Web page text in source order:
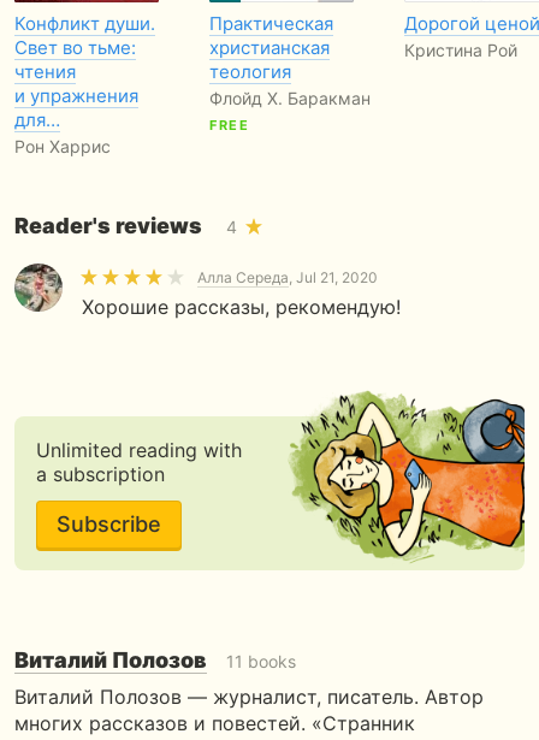
Конфликт души.
Свет во тьме:
чтения
и упражнения
для…
Рон Харрис
Практическая
христианская
теология
Флойд Х. Баракман
FREE
Дорогой ценой
Кристина Рой
Reader's reviews 4
Алла Середа, Jul 21, 2020
Хорошие рассказы, рекомендую!
Unlimited reading with
a subscription
Subscribe
Виталий Полозов 11 books
Виталий Полозов — журналист, писатель. Автор
многих рассказов и повестей. «Странник